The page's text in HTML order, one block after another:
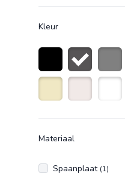
Kleur
Zwart Antraciet grijs
Grijs
Materiaal
Spaanplaat (1)